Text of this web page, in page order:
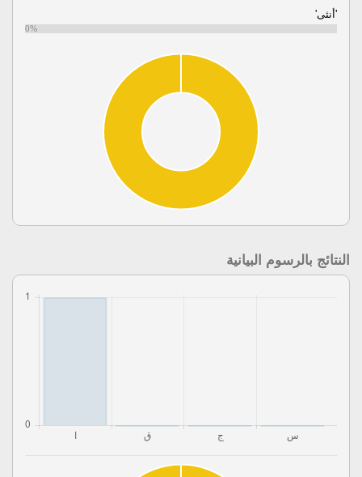
'أنثى'
0%
النتائج بالرسوم البيانية